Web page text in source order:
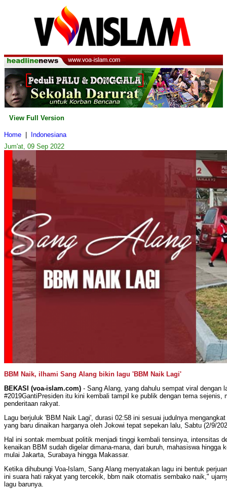
View Full Version
Home
Indonesiana
Jum'at, 09 Sep 2022
BBM Naik, ilhami Sang Alang bikin lagu 'BBM Naik Lagi'
BEKASI (voa-islam.com) - Sang Alang, yang dahulu sempat viral dengan
#2019GantiPresiden itu kini kembali tampil ke publik dengan tema sejenis,
penderitaan rakyat.
Lagu berjuluk 'BBM Naik Lagi', durasi 02:58 ini sesuai judulnya
yang baru dinaikan harganya oleh Jokowi tepat sepekan lalu, Sabtu (2/9/
Hal ini sontak membuat politik menjadi tinggi kembali tensinya, intensitas
kenaikan BBM sudah digelar dimana-mana, dari buruh, mahasiswa hingga
mulai Jakarta, Surabaya hingga Makassar.
Ketika dihubungi Voa-Islam, Sang Alang menyatakan lagu ini bentuk
ini suara hati rakyat yang tercekik, bbm naik otomatis sembako naik,"
lagu barunya.